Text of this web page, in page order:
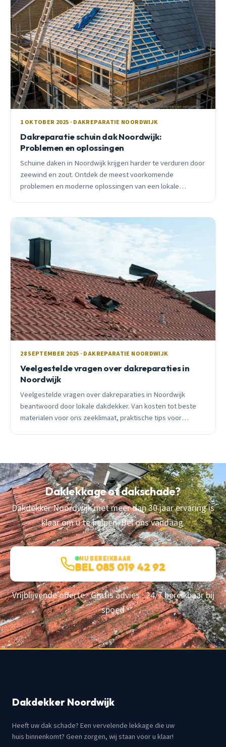
1 OKTOBER 2025 · DAKREPARATIE NOORDWIJK
Dakreparatie schuin dak Noordwijk:
Problemen en oplossingen
Schuine daken in Noordwijk krijgen harder te verduren door
zeewind en zout. Ontdek de meest voorkomende
problemen en moderne oplossingen van een lokale
28 SEPTEMBER 2025 · DAKREPARATIE NOORDWIJK
Veelgestelde vragen over dakreparaties in
Noordwijk
Veelgestelde vragen over dakreparaties in Noordwijk
beantwoord door lokale dakdekker. Van kosten tot beste
materialen voor ons zeeklimaat, praktische tips voor
Daklekkage of dakschade?
Dakdekker Noordwijk met meer dan 30 jaar ervaring is
klaar om u te helpen. Bel ons vandaag.
NU BEREIKBAAR
BEL 085 019 42 92
Vrijblijvende offerte · Gratis advies · 24/7 bereikbaar bij
spoed
Dakdekker Noordwijk
Heeft uw dak schade? Een vervelende lekkage die uw
huis binnenkomt? Geen zorgen, wij staan voor u klaar!